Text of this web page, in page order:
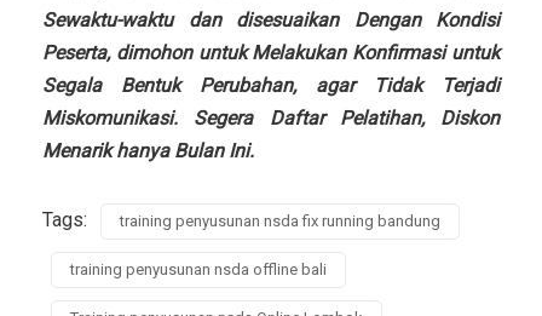
Sewaktu-waktu dan disesuaikan Dengan Kondisi
Peserta, dimohon untuk Melakukan Konfirmasi untuk
Segala Bentuk Perubahan, agar Tidak Terjadi
Miskomunikasi. Segera Daftar Pelatihan, Diskon
Menarik hanya Bulan Ini.
Tags: training penyusunan nsda fix running bandung
training penyusunan nsda offline bali